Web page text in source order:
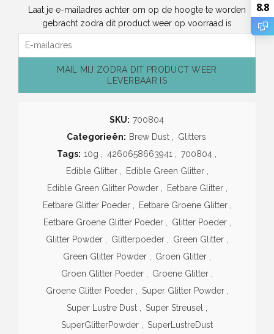
Laat je e-mailadres achter om op de hoogte te worden
gebracht zodra dit product weer op voorraad is
MAIL MIJ ZODRA DIT PRODUCT WEER
LEVERBAAR IS
SKU: 700804
Categorieën: Brew Dust
Glitters
Tags: 10g 4260658663941 700804
Edible Glitter
Edible Green Glitter
Edible Green Glitter Powder
Eetbare Glitter
Eetbare Glitter Poeder
Eetbare Groene Glitter
Eetbare Groene Glitter Poeder
Glitter Poeder
Glitter Powder
Glitterpoeder Green Glitter
Green Glitter Powder
Groen Glitter
Groen Glitter Poeder
Groene Glitter
Groene Glitter Poeder
Super Glitter Powder
Super Lustre Dust
Super Streusel
SuperGlitterPowder
SuperLustreDust
8.8